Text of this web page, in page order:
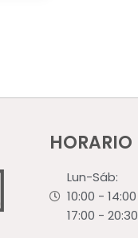
HORARIO
Lun-Sáb:
10:00 - 14:00
17:00 - 20:30